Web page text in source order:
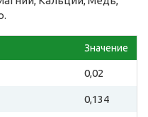
Значение
0,02
0,134